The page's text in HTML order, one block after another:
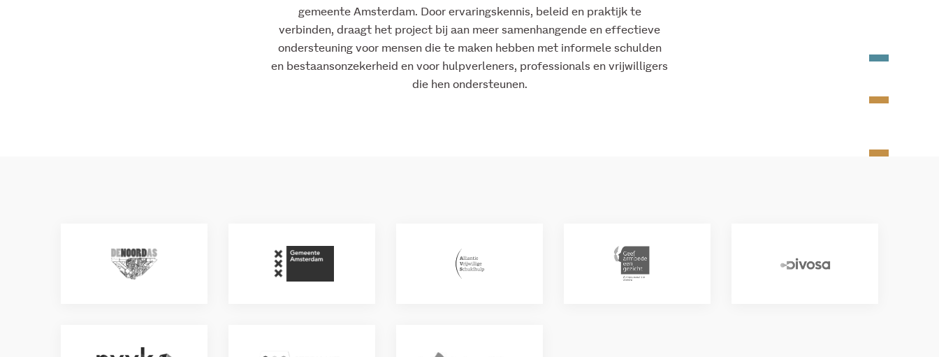
gemeente Amsterdam. Door ervaringskennis, beleid en praktijk te
verbinden, draagt het project bij aan meer samenhangende en effectieve
ondersteuning voor mensen die te maken hebben met informele schulden
en bestaansonzekerheid en voor hulpverleners, professionals en vrijwilligers
die hen ondersteunen.